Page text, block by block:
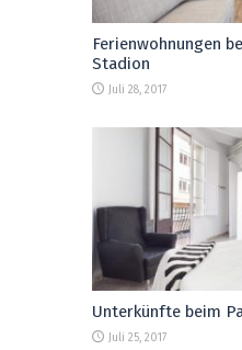
Ferienwohnungen
Stadion
Juli 28, 2017
Unterkünfte beim
Juli 25, 2017